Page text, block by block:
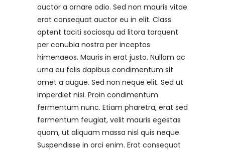
auctor a ornare odio. Sed non mauris vitae
erat consequat auctor eu in elit. Class
aptent taciti sociosqu ad litora torquent
per conubia nostra per inceptos
himenaeos. Mauris in erat justo. Nullam ac
urna eu felis dapibus condimentum sit
amet a augue. Sed non neque elit. Sed ut
imperdiet nisi. Proin condimentum
fermentum nunc. Etiam pharetra, erat sed
fermentum feugiat, velit mauris egestas
quam, ut aliquam massa nisl quis neque.
Suspendisse in orci enim. Erat consequat